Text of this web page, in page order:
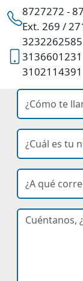
8727272 -
Ext. 269 /
3232262585
3136601231
3102114391
nombre
Ingresa tu
celular
Ingresa tu
correo
Ingresa tu
curso de
dudas